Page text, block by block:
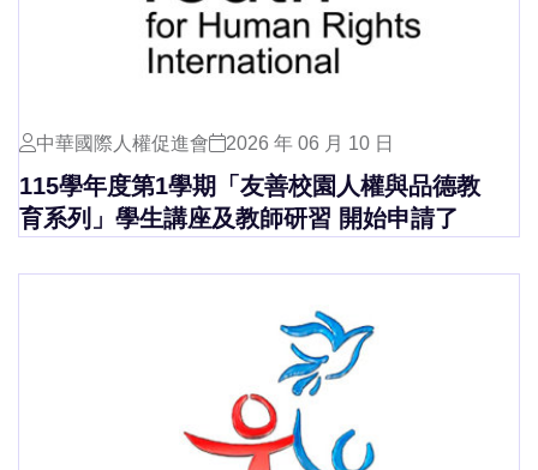
中華國際人權促進會 2026 年 06 月 10 日
115學年度第1學期「友善校園人權與品德教
育系列」學生講座及教師研習 開始申請了